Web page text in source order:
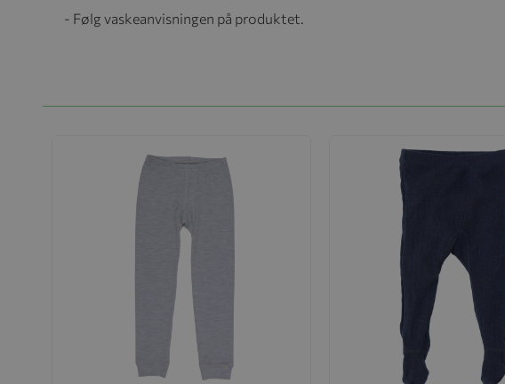
- Følg vaskeanvisningen på produktet.